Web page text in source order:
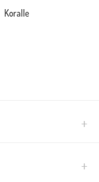
Koralle